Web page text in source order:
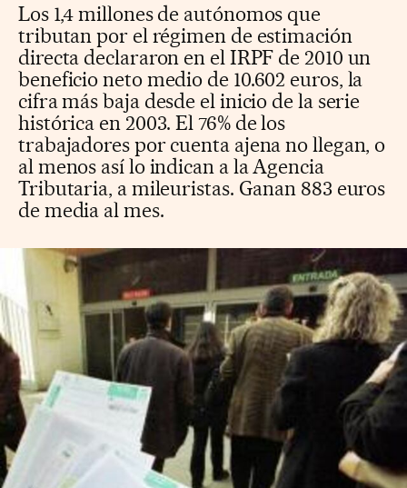
Los 1,4 millones de autónomos que
tributan por el régimen de estimación
directa declararon en el IRPF de 2010 un
beneficio neto medio de 10.602 euros, la
cifra más baja desde el inicio de la serie
histórica en 2003. El 76% de los
trabajadores por cuenta ajena no llegan, o
al menos así lo indican a la Agencia
Tributaria, a mileuristas. Ganan 883 euros
de media al mes.